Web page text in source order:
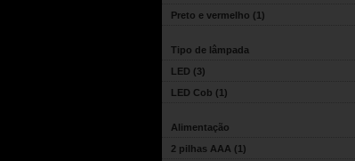
Preto e vermelho (1)
Tipo de lâmpada
LED (3)
LED Cob (1)
Alimentação
2 pilhas AAA (1)